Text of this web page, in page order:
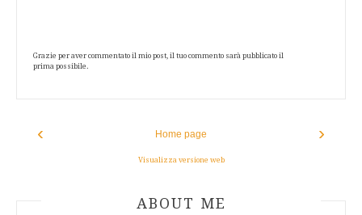
Grazie per aver commentato il mio post, il tuo commento sarà pubblicato il
prima possibile.
‹ ›
Home page
Visualizza versione web
ABOUT AUTHOR
ABOUT ME